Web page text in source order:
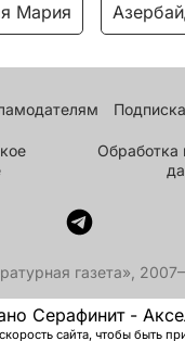
Мария
Подписка
Обработка
газета»,
Серафинит -
сайта, чтобы быть